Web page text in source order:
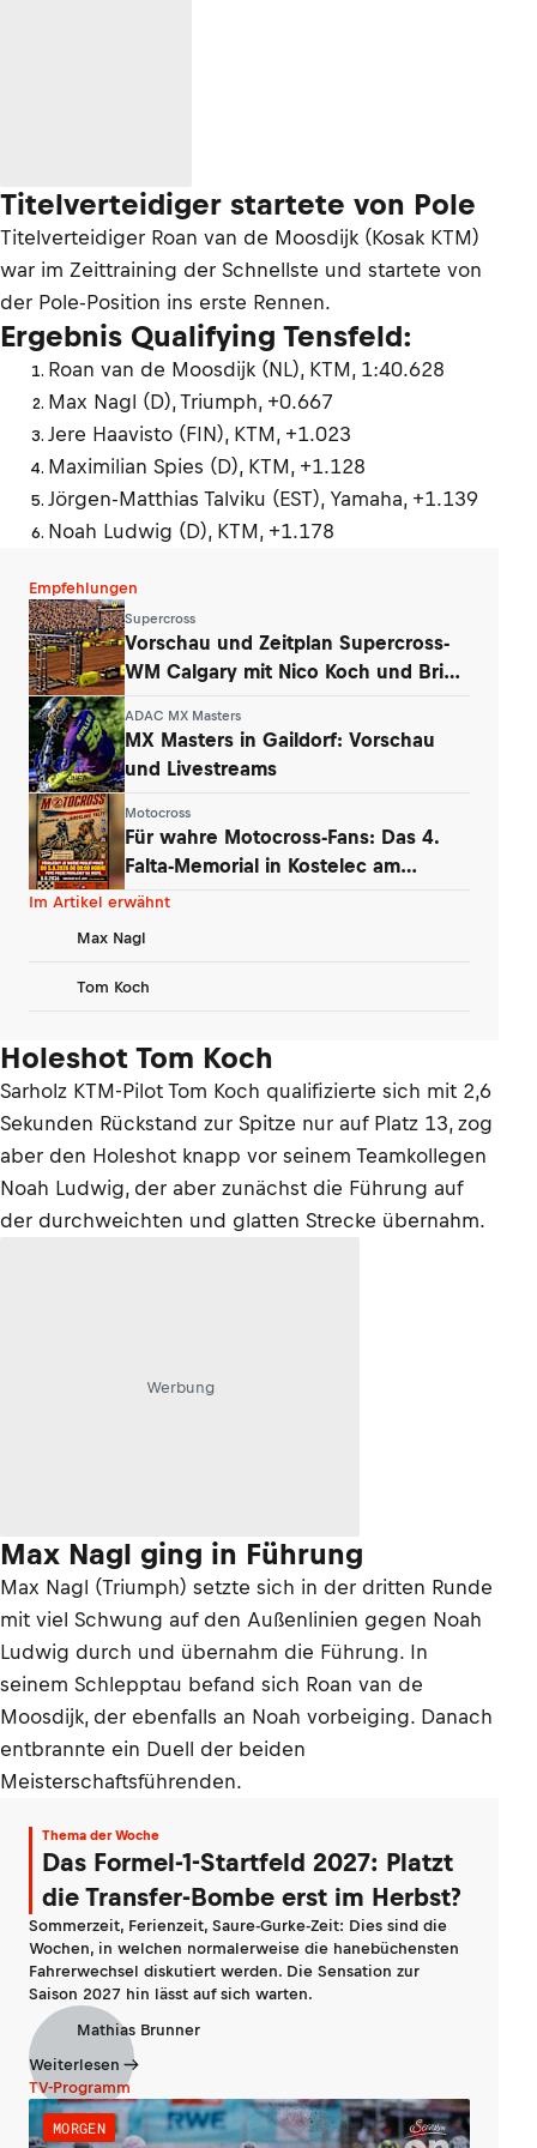
Titelverteidiger startete von Pole
Titelverteidiger Roan van de Moosdijk (Kosak KTM)
war im Zeittraining der Schnellste und startete von
der Pole-Position ins erste Rennen.
Ergebnis Qualifying Tensfeld:
Roan van de Moosdijk (NL), KTM, 1:40.628
Max Nagl (D), Triumph, +0.667
Jere Haavisto (FIN), KTM, +1.023
Maximilian Spies (D), KTM, +1.128
Jörgen-Matthias Talviku (EST), Yamaha, +1.139
Noah Ludwig (D), KTM, +1.178
Empfehlungen
Supercross
Vorschau und Zeitplan Supercross-
WM Calgary mit Nico Koch und Brian
ADAC MX Masters
MX Masters in Gaildorf: Vorschau
und Livestreams
Motocross
Für wahre Motocross-Fans: Das 4.
Falta-Memorial in Kostelec am
Wochenende
Im Artikel erwähnt
Max Nagl
Tom Koch
Holeshot Tom Koch
Sarholz KTM-Pilot Tom Koch qualifizierte sich mit 2,6
Sekunden Rückstand zur Spitze nur auf Platz 13, zog
aber den Holeshot knapp vor seinem Teamkollegen
Noah Ludwig, der aber zunächst die Führung auf
der durchweichten und glatten Strecke übernahm.
Werbung
Max Nagl ging in Führung
Max Nagl (Triumph) setzte sich in der dritten Runde
mit viel Schwung auf den Außenlinien gegen Noah
Ludwig durch und übernahm die Führung. In
seinem Schlepptau befand sich Roan van de
Moosdijk, der ebenfalls an Noah vorbeiging. Danach
entbrannte ein Duell der beiden
Meisterschaftsführenden.
Thema der Woche
Das Formel-1-Startfeld 2027: Platzt
die Transfer-Bombe erst im Herbst?
Sommerzeit, Ferienzeit, Saure-Gurke-Zeit: Dies sind die
Wochen, in welchen normalerweise die hanebüchensten
Fahrerwechsel diskutiert werden. Die Sensation zur
Saison 2027 hin lässt auf sich warten.
Mathias Brunner
Weiterlesen
TV-Programm
MORGEN